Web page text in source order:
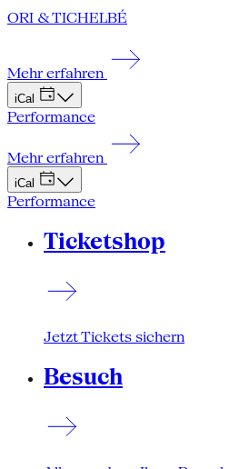
ORI & TICHELBÉ
Mehr erfahren
iCal
Performance
Mehr erfahren
iCal
Performance
Ticketshop
Jetzt Tickets sichern
Besuch